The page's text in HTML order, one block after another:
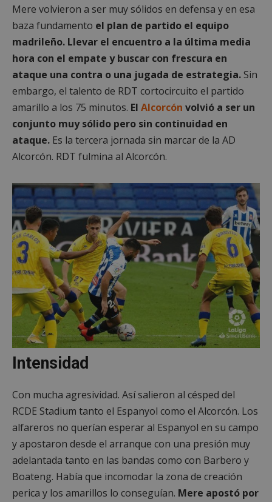
Mere volvieron a ser muy sólidos en defensa y en esa
baza fundamento el plan de partido el equipo
madrileño. Llevar el encuentro a la última media
hora con el empate y buscar con frescura en
ataque una contra o una jugada de estrategia. Sin
embargo, el talento de RDT cortocircuito el partido
amarillo a los 75 minutos. El Alcorcón volvió a ser un
conjunto muy sólido pero sin continuidad en
ataque. Es la tercera jornada sin marcar de la AD
Alcorcón. RDT fulmina al Alcorcón.
Intensidad
Con mucha agresividad. Así salieron al césped del
RCDE Stadium tanto el Espanyol como el Alcorcón. Los
alfareros no querían esperar al Espanyol en su campo
y apostaron desde el arranque con una presión muy
adelantada tanto en las bandas como con Barbero y
Boateng. Había que incomodar la zona de creación
perica y los amarillos lo conseguían. Mere apostó por